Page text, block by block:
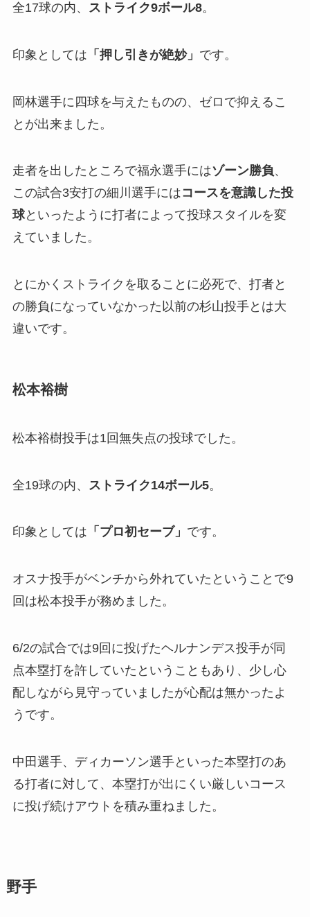
全17球の内、 ストライク9ボール8。
印象としては 「押し引きが絶妙」 です。
岡林選手に四球を与えたものの、ゼロで抑えるこ
とが出来ました。
走者を出したところで福永選手にはゾーン勝負、
この試合3安打の細川選手にはコースを意識した投
球といったように打者によって投球スタイルを変
えていました。
とにかくストライクを取ることに必死で、打者と
の勝負になっていなかった以前の杉山投手とは大
違いです。
松本裕樹
松本裕樹投手は1回無失点の投球でした。
全19球の内、 ストライク14ボール5。
印象としては 「プロ初セーブ」 です。
オスナ投手がベンチから外れていたということで9
回は松本投手が務めました。
6/2の試合では9回に投げたヘルナンデス投手が同
点本塁打を許していたということもあり、少し心
配しながら見守っていましたが心配は無かったよ
うです。
中田選手、ディカーソン選手といった本塁打のあ
る打者に対して、本塁打が出にくい厳しいコース
に投げ続けアウトを積み重ねました。
野手